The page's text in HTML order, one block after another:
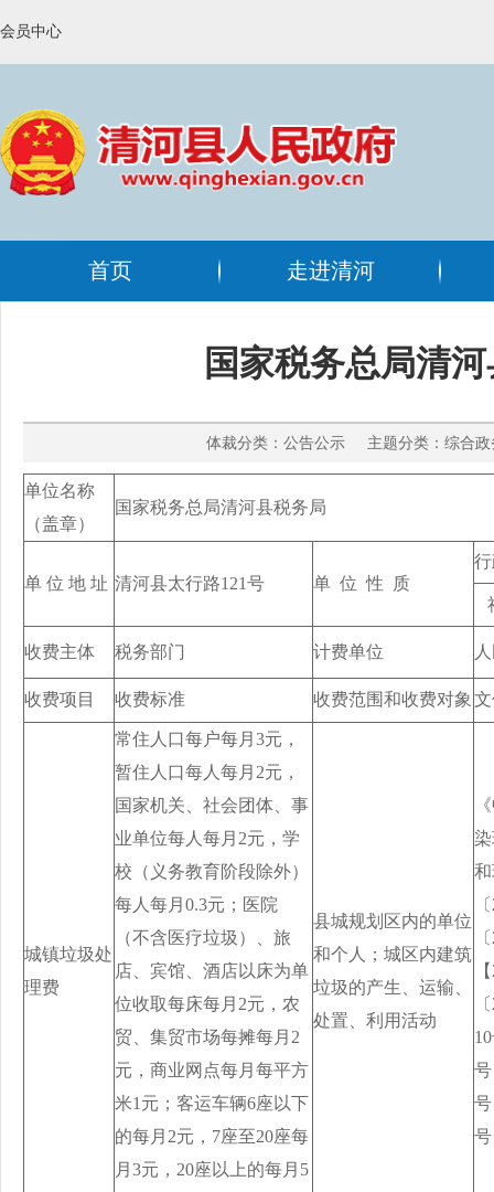
会员中心
首页 走进清河
国家税务总局清
体裁分类：公告公示 主题分类：综
单位名称
（盖章）
国家税务总局清河县税务局
单 位 地 址 清河县太行路121号 单 位 性 质
收费主体 税务部门 计费单位
收费项目 收费标准 收费范围和收费对象
城镇垃圾处
理费
常住人口每户每月3元，
暂住人口每人每月2元，
国家机关、社会团体、事
业单位每人每月2元，学
校（义务教育阶段除外）
每人每月0.3元；医院
（不含医疗垃圾）、旅
店、宾馆、酒店以床为单
位收取每床每月2元，农
贸、集贸市场每摊每月2
元，商业网点每月每平方
米1元；客运车辆6座以下
的每月2元，7座至20座每
月3元，20座以上的每月5
县城规划区内的单位
和个人；城区内建筑
垃圾的产生、运输、
处置、利用活动
号